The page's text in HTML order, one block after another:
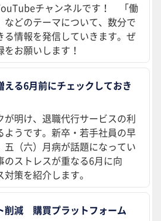
チャンネルです！ 「働
などのテーマについて、数分で
る情報を発信していきます。ぜ
お願いします！
える6月前にチェックしておき
が明け、退職代行サービスの利
ようです。新卒・若手社員の早
五（六）月病が話題になってい
のストレスが重なる6月に向
策を紹介します。
削減 購買プラットフォーム